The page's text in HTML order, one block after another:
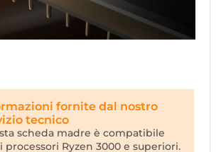
fornite dal nostro
tecnico
scheda madre è compatibile
processori Ryzen 3000 e superiori.